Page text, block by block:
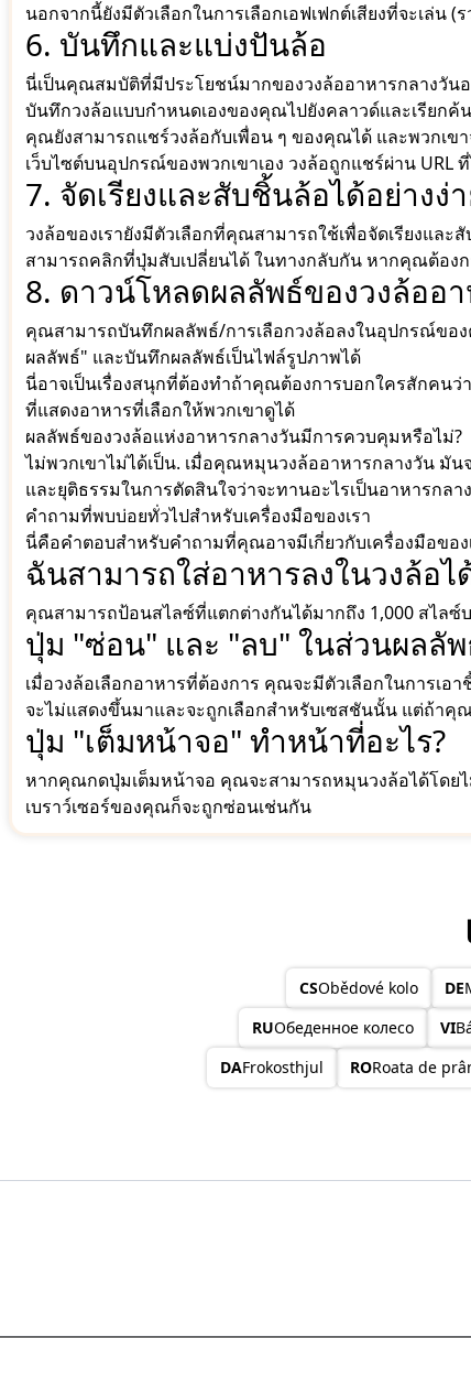
นอกจากนี้ยังมีตัวเลือกในการเลือกเอฟเฟกต์เสียงที่จะเล่น
6. บันทึกและแบ่งปันล้อ
นี่เป็นคุณสมบัติที่มีประโยชน์มากของวงล้ออาหารกลางวั
บันทึกวงล้อแบบกำหนดเองของคุณไปยังคลาวด์และเรียกค้
คุณยังสามารถแชร์วงล้อกับเพื่อน ๆ ของคุณได้ และพวกเข
เว็บไซต์บนอุปกรณ์ของพวกเขาเอง วงล้อถูกแชร์ผ่าน
7. จัดเรียงและสับชิ้นล้อได้อย่างง่
วงล้อของเรายังมีตัวเลือกที่คุณสามารถใช้เพื่อจัดเรียงแ
สามารถคลิกที่ปุ่มสับเปลี่ยนได้ ในทางกลับกัน หากคุณต้อง
8. ดาวน์โหลดผลลัพธ์ของวงล้ออ
คุณสามารถบันทึกผลลัพธ์/การเลือกวงล้อลงในอุปกรณ์ข
ผลลัพธ์" และบันทึกผลลัพธ์เป็นไฟล์รูปภาพได้
นี่อาจเป็นเรื่องสนุกที่ต้องทำถ้าคุณต้องการบอกใครสักคน
ที่แสดงอาหารที่เลือกให้พวกเขาดูได้
ผลลัพธ์ของวงล้อแห่งอาหารกลางวันมีการควบคุมหรือไม่?
ไม่พวกเขาไม่ได้เป็น. เมื่อคุณหมุนวงล้ออาหารกลางวัน มัน
และยุติธรรมในการตัดสินใจว่าจะทานอะไรเป็นอาหารกล
คำถามที่พบบ่อยทั่วไปสำหรับเครื่องมือของเรา
นี่คือคำตอบสำหรับคำถามที่คุณอาจมีเกี่ยวกับเครื่องมือของ
ฉันสามารถใส่อาหารลงในวงล้อไ
คุณสามารถป้อนสไลซ์ที่แตกต่างกันได้มากถึง 1,000 สไลซ์
ปุ่ม "ซ่อน" และ "ลบ" ในส่วนผลลั
เมื่อวงล้อเลือกอาหารที่ต้องการ คุณจะมีตัวเลือกในการ
จะไม่แสดงขึ้นมาและจะถูกเลือกสำหรับเซสชันนั้น แต่ถ้าคุ
ปุ่ม "เต็มหน้าจอ" ทำหน้าที่อะไร?
หากคุณกดปุ่มเต็มหน้าจอ คุณจะสามารถหมุนวงล้อได้โดย
เบราว์เซอร์ของคุณก็จะถูกซ่อนเช่นกัน
CSObědové kolo DE
RUОбеденное колесо VI
DAFrokosthjul RORoata de